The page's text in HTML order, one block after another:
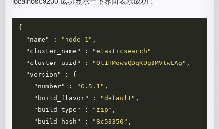
{
"name"
: "node-1" ,
"cluster_name"
: "elasticsearch" ,
"cluster_uuid"
: "Qt1HMowsQDqKUgBMVtwLAg" ,
"version"
:
{
"number"
: "6.5.1" ,
"build_flavor"
: "default" ,
"build_type"
: "zip" ,
"build_hash"
: "8c58350" ,